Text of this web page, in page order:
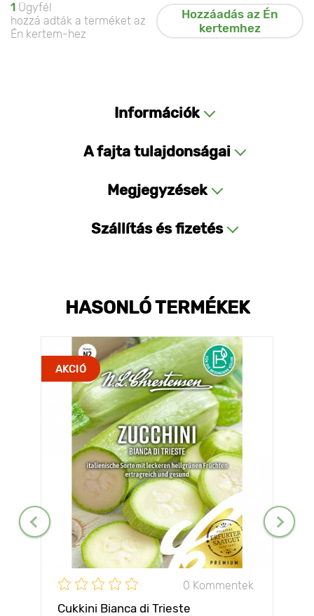
1 Ügyfél
hozzá adták a terméket az
Én kertem-hez
Hozzáadás az Én
kertemhez
Információk
A fajta tulajdonságai
Megjegyzések
Szállítás és fizetés
HASONLÓ TERMÉKEK
AKCIÓ
0 Kommentek
Cukkini Bianca di Trieste